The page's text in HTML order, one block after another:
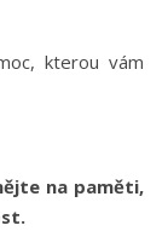
kterou vám
na paměti,